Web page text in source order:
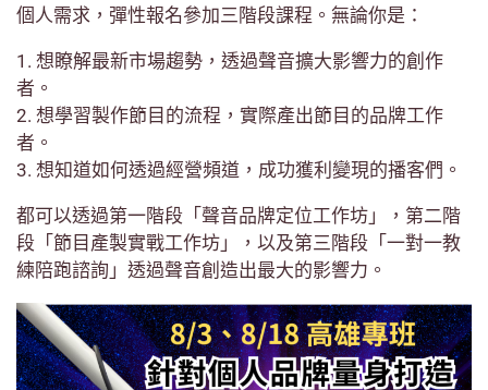
個人需求，彈性報名參加三階段課程。無論你是：
1. 想瞭解最新市場趨勢，透過聲音擴大影響力的創作
者。
2. 想學習製作節目的流程，實際產出節目的品牌工作
者。
3. 想知道如何透過經營頻道，成功獲利變現的播客們。
都可以透過第一階段「聲音品牌定位工作坊」，第二階
段「節目產製實戰工作坊」，以及第三階段「一對一教
練陪跑諮詢」透過聲音創造出最大的影響力。